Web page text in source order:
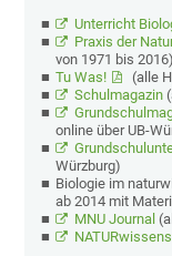
Unterricht
Praxis der
von 1971 bis 2016)
Tu Was!
(alle
Schulmagazin
online über UB-
Würzburg)
Biologie im
ab 2014 mit
MNU Journal